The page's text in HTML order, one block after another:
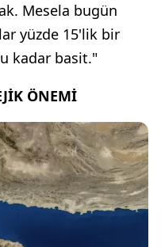
Mesela bugün
yüzde 15'lik bir
kadar basit."
ÖNEMİ